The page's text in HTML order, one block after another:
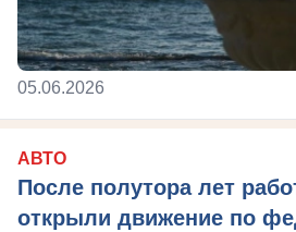
05.06.2026
АВТО
После полутора лет
открыли движение по